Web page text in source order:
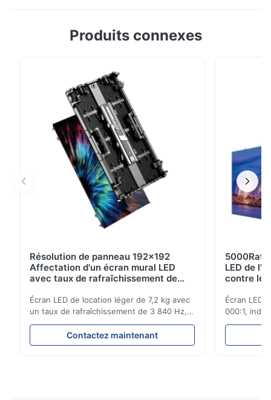
technologie de haute protection COB/GOB en option.
écrans et un contrôle diversifié via
USB/WiFi/4G/APP/HDMI. Doté d'une fréquence ultra-
élevée de 3 840 Hz
Produits connexes
Résolution de panneau 192x192
Affectation d'un écran mural LED
avec taux de rafraîchissement de
Écran LED de location léger de 7,2 kg avec
un taux de rafraîchissement de 3 840 Hz,
une luminosité de 700 cd/m² et une
résolution de 192 x 192. Idéal pour les
événements en direct avec une installation
Contactez maintenant
LED de
contre
Écran LED
000:1,
élevée,